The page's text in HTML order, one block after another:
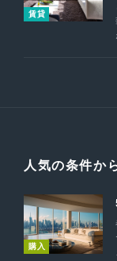
賃貸
人気の条件か
購入